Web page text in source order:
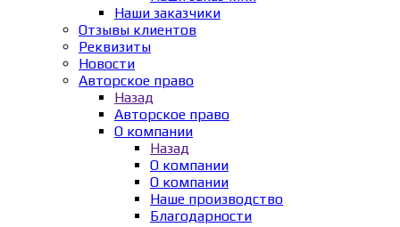
Наши заказчики
Отзывы клиентов
Реквизиты
Новости
Авторское право
Назад
Авторское право
О компании
Назад
О компании
О компании
Наше производство
Благодарности